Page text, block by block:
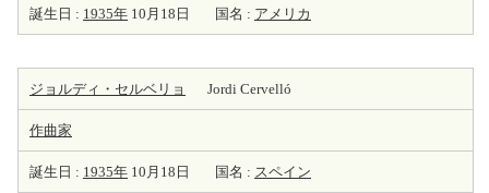
誕生日 : 1935年 10月18日 国名 : アメリカ
ジョルディ・セルベリョ Jordi Cervelló
作曲家
誕生日 : 1935年 10月18日 国名 : スペイン